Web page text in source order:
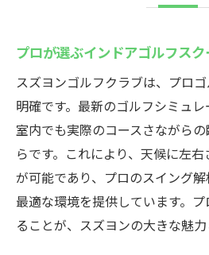
プロが選ぶインドアゴルフス
スズヨンゴルフクラブは、プロ
明確です。最新のゴルフシミュレ
室内でも実際のコースさながら
らです。これにより、天候に左
が可能であり、プロのスイング
最適な環境を提供しています。
ることが、スズヨンの大きな魅力